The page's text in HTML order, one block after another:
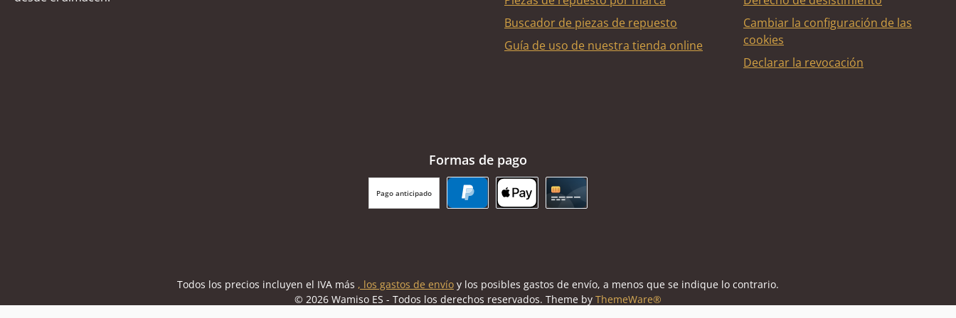
Buscador de piezas de repuesto
Guía de uso de nuestra tienda online
Cambiar la configuración de las
cookies
Declarar la revocación
Formas de pago
Pago anticipado
Todos los precios incluyen el IVA más , los gastos de envío y los posibles gastos de envío, a menos que se indique lo contrario.
© 2026 Wamiso ES - Todos los derechos reservados. Theme by ThemeWare®